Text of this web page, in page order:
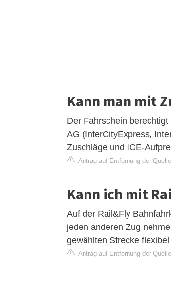
Kann man mit
Der Fahrschein
AG (InterCityExpress,
Zuschläge und ICE-
Antrag auf Entfernung der Quelle
Kann ich mit
Auf der Rail&Fly
jeden anderen Zug
gewählten Strecke
Antrag auf Entfernung der Quelle